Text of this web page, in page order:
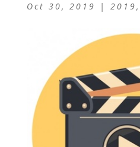
Oct 30, 2019 | 2019